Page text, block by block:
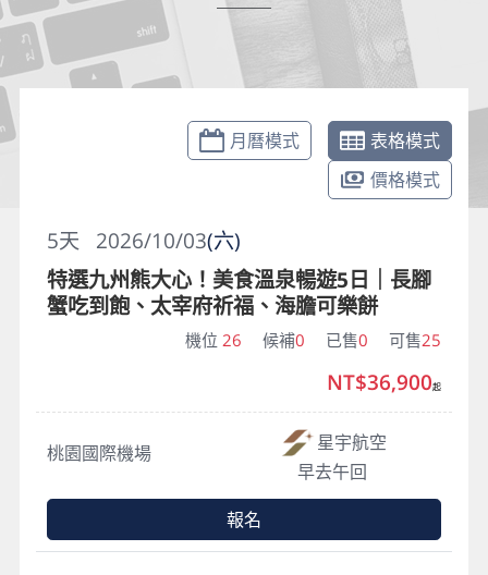
月曆模式
表格模式
價格模式
2026/10/03(六)
5天
特選九州熊大心！美食溫泉暢遊5日｜長腳
蟹吃到飽、太宰府祈福、海膽可樂餅
機位 26 候補0 已售0 可售25
桃園國際機場
星宇航空
早去午回
NT$36,900起
報名